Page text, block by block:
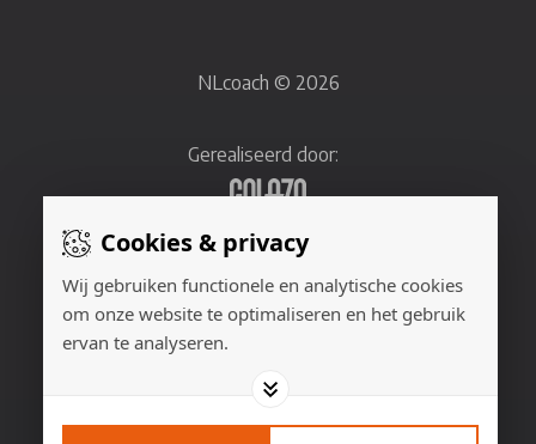
Cookies & privacy
Wij gebruiken functionele en analytische cookies
om onze website te optimaliseren en het gebruik
ervan te analyseren.
NLcoach © 2026
Gerealiseerd door:
Privacyverklaring